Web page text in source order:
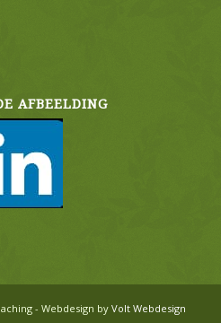
AFBEELDING
- Webdesign byVolt Webdesign